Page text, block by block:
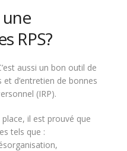
RPS?
aussi un bon outil de
d’entretien de bonnes
(IRP).
il est prouvé que
tels que :